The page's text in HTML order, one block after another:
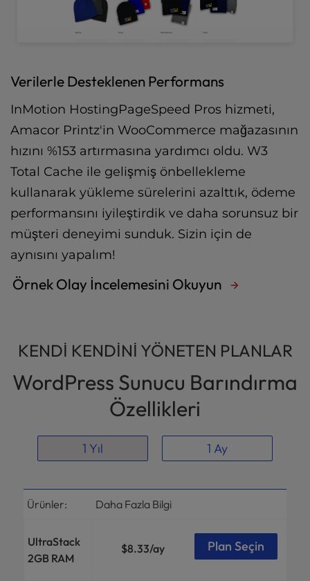
Verilerle Desteklenen Performans
InMotion HostingPageSpeed Pros hizmeti,
Amacor Printz'in WooCommerce mağazasının
hızını %153 artırmasına yardımcı oldu. W3
Total Cache ile gelişmiş önbellekleme
kullanarak yükleme sürelerini azalttık, ödeme
performansını iyileştirdik ve daha sorunsuz bir
müşteri deneyimi sunduk. Sizin için de
aynısını yapalım!
Örnek Olay İncelemesini Okuyun
KENDI KENDINI YÖNETEN PLANLAR
WordPress Sunucu Barındırma
Özellikleri
1 Yıl 1 Ay
Ürünler: Daha Fazla Bilgi
UltraStack
2GB RAM
$8.33/ay Plan Seçin